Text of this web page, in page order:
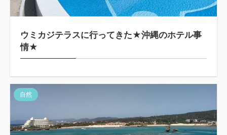
ウミカジテラスに行ってきた★沖縄のホテル事
情★
自然